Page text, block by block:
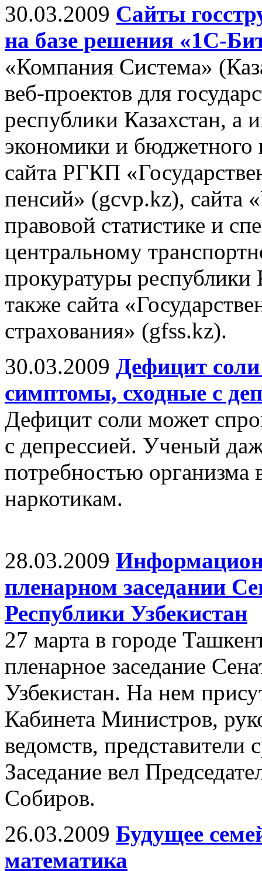
30.03.2009 Сайты
на базе решения «1С-
«Компания Система»
веб-проектов для
республики Казахстан, а
экономики и
сайта РГКП
пенсий» (gcvp.kz), сайта
правовой статистике и
центральному
прокуратуры республики
также сайта
страхования» (gfss.kz).
30.03.2009 Дефицит
симптомы, сходные с
Дефицит соли может
с депрессией. Ученый
потребностью
наркотикам.
28.03.2009
пленарном заседании
Республики Узбекистан
27 марта в городе
пленарное заседание
Узбекистан. На нем
Кабинета Министров,
ведомств,
Заседание вел
Собиров.
26.03.2009 Будущее
математика